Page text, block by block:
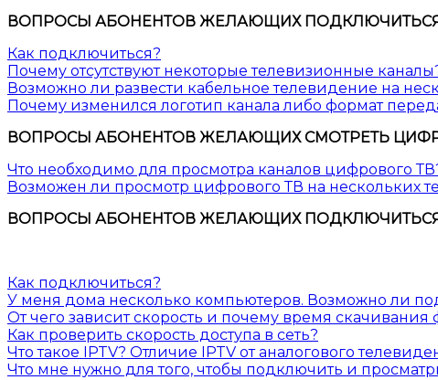
ВОПРОСЫ АБОНЕНТОВ ЖЕЛАЮЩИХ ПОДКЛЮЧИТЬСЯ
Как подключиться?
Почему отсутствуют некоторые телевизионные
Возможно ли развести кабельное телевидение на
Почему изменился логотип канала либо формат
ВОПРОСЫ АБОНЕНТОВ ЖЕЛАЮЩИХ СМОТРЕТЬ
Что необходимо для просмотра каналов цифрового
Возможен ли просмотр цифрового ТВ на нескольких
ВОПРОСЫ АБОНЕНТОВ ЖЕЛАЮЩИХ
Как подключиться?
У меня дома несколько компьютеров. Возможно ли
От чего зависит скорость и почему время
Как проверить скорость доступа в сеть?
Что такое IPTV? Отличие IPTV от аналогового
Что мне нужно для того, чтобы подключить и